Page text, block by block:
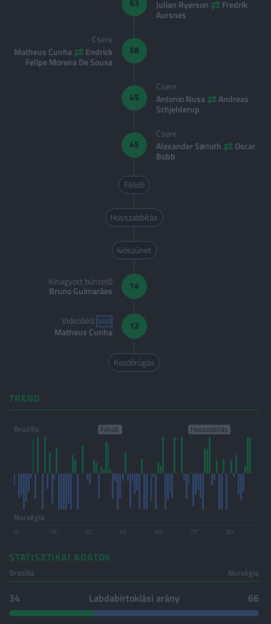
Julian Ryerson ⇄ Fredrik
Aursnes
Csere
Matheus Cunha ⇄ Endrick
Felipe Moreira De Sousa
58
45
Csere
Antonio Nusa ⇄Andreas
Schjelderup
45
Csere
Alexander Sørloth ⇄ Oscar
Bobb
Félidő
Hosszabbítás
Ivószünet
Kihagyott büntető
Bruno Guimarães 14
Videobíró VAR
Matheus Cunha
12
Kezdőrúgás
TREND
Brazília
Norvégia
0' 15' 30' 45' 60' 75' 90'
STATISZTIKAI ADATOK
Brazília Norvégia
34 Labdabirtoklási arány 66